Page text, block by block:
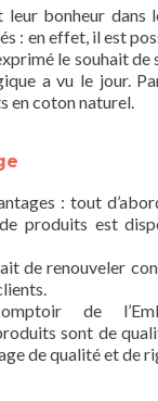
bonheur
: en effet, il est
le souhait
a vu le jour.
en coton naturel.
: tout
produits est
de renouveler
de
sont de
de qualité et de